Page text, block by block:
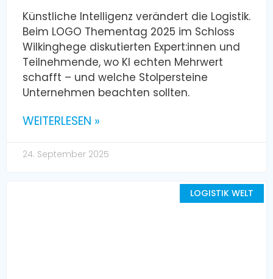
Künstliche Intelligenz verändert die Logistik.
Beim LOGO Thementag 2025 im Schloss
Wilkinghege diskutierten Expert:innen und
Teilnehmende, wo KI echten Mehrwert
schafft – und welche Stolpersteine
Unternehmen beachten sollten.
WEITERLESEN »
24. September 2025
LOGISTIK WELT